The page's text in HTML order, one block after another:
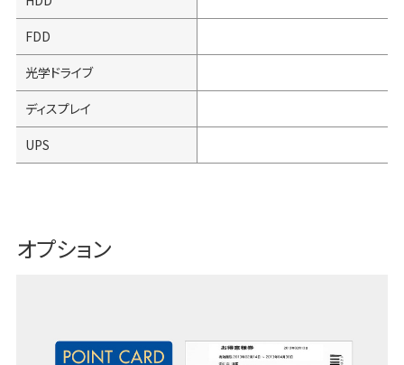
FDD
光学ドライブ
ディスプレイ
UPS
オプション